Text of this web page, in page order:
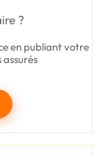
?
en publiant votre